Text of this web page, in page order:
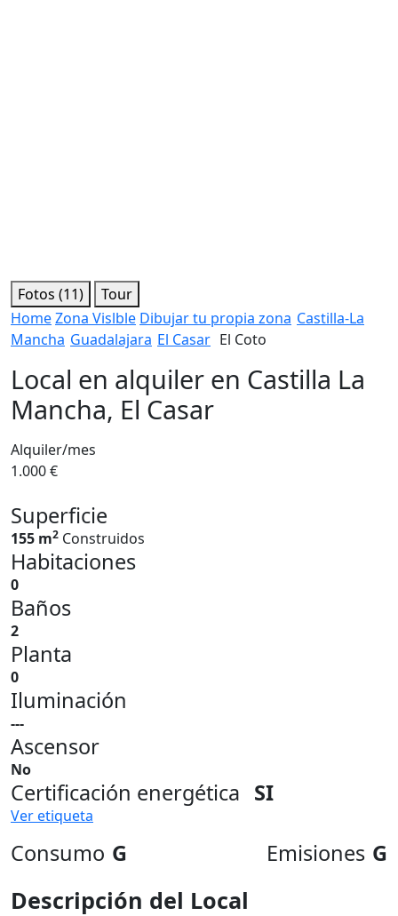
Fotos (11)
Tour
HomeZona Vislble Dibujar tu propia zona Castilla-La
Mancha Guadalajara El Casar El Coto
Local en alquiler en Castilla La
Mancha, El Casar
Alquiler/mes
1.000 €
Superficie
155 m2 Construidos
Habitaciones
0
Baños
2
Planta
0
Iluminación
---
Ascensor
No
Certificación energética SI
Ver etiqueta
Consumo G Emisiones G
Descripción del Local